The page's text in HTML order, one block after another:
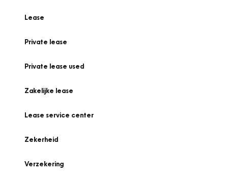
Lease
Private lease
Private lease used
Zakelijke lease
Lease service center
Zekerheid
Verzekering